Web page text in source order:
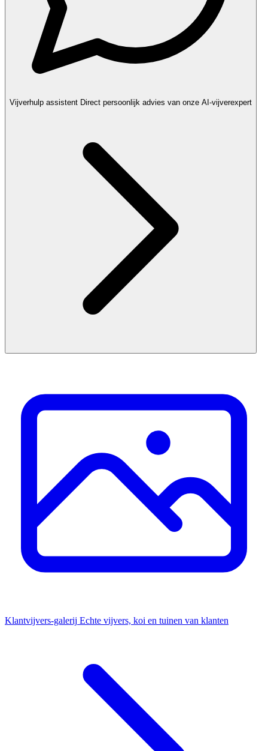
Vijverhulp assistent Direct persoonlijk advies van onze AI-vijverexpert
Klantvijvers-galerij Echte vijvers, koi en tuinen van klanten